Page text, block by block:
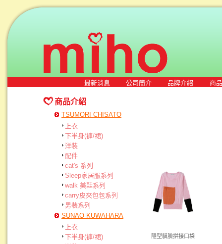
最新消息 公司簡介 品牌介紹 商
商品介紹
TSUMORI CHISATO
上衣
下半身(褲/裙)
洋裝
配件
cat's 系列
Sleep家居服系列
walk 美鞋系列
carry皮夾包包系列
男裝系列
SUNAO KUWAHARA
上衣
下半身(褲/裙)
隱型貓臉拼接口袋